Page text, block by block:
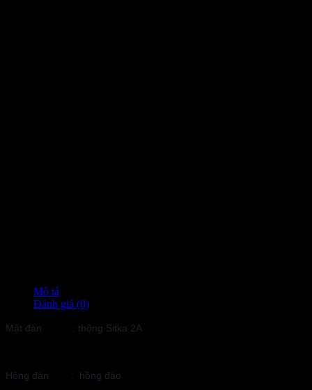
Mô tả
Đánh giá (0)
Mặt đàn : thông Sitka 2A
Hông đàn : hồng đào